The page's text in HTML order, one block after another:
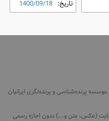
تاریخ: 1400/09/18
پرنده‌شناسی و پرنده‌نگری ایرانیان
از مطالب سایت (عکس، متن و...) بدون اجازه رسمی